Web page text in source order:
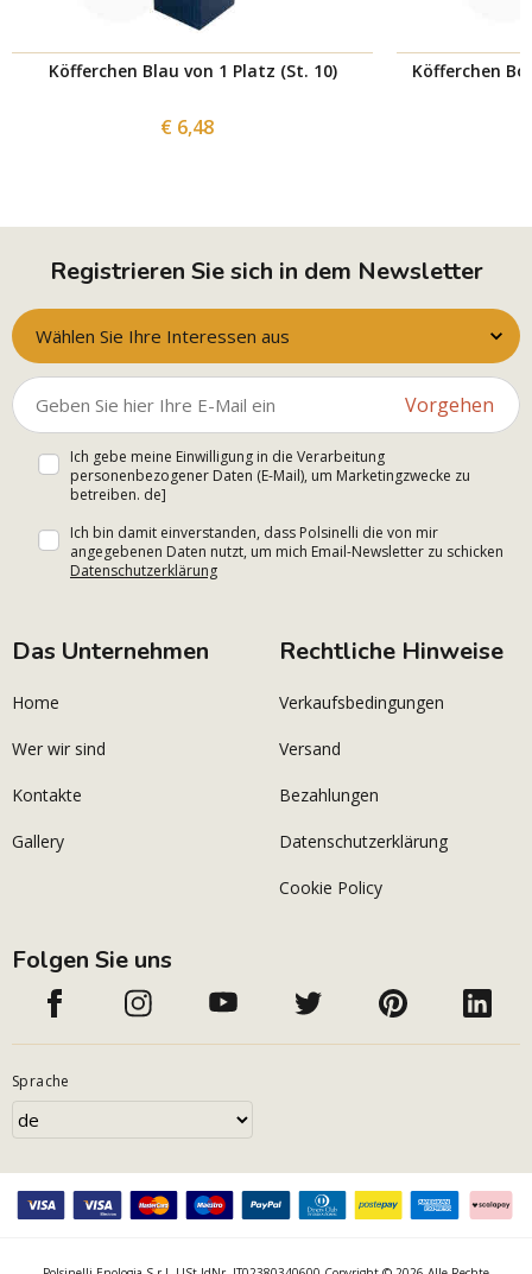
Köfferchen Blau von 1 Platz (St. 10)
€ 6,48
Köfferchen
Registrieren Sie sich in dem Newsletter
Wählen Sie Ihre Interessen aus
Vorgehen
Ich gebe meine Einwilligung in die Verarbeitung
personenbezogener Daten (E-Mail), um Marketingzwecke zu
betreiben. de]
Ich bin damit einverstanden, dass Polsinelli die von mir
angegebenen Daten nutzt, um mich Email-Newsletter zu schicken
Datenschutzerklärung
Das Unternehmen
Home
Wer wir sind
Kontakte
Gallery
Rechtliche Hinweise
Verkaufsbedingungen
Versand
Bezahlungen
Datenschutzerklärung
Cookie Policy
Folgen Sie uns
Sprache